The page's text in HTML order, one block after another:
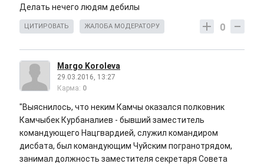
Делать нечего людям дебилы
0
ЦИТИРОВАТЬ ЖАЛОБА МОДЕРАТОРУ
Margo Koroleva
29.03.2016, 13:27
Карма: 0
"Выяснилось, что неким Камчы оказался полковник
Камчыбек Курбаналиев - бывший заместитель
командующего Нацгвардией, служил командиром
дисбата, был командующим Чуйским погранотрядом,
занимал должность заместителя секретаря Совета